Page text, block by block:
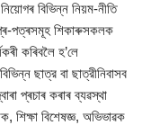
বিভিন্ন নিয়ম-নীতি
প্ৰ-পত্ৰসমূহ শিকাৰুসকলক
কৰিবলৈ হ’লে
ছাত্র বা ছাত্রীনিবাসব
প্ৰচাৰ কৰাৰ ব্যৱস্থা
শিক্ষা বিশেষজ্ঞ, অভিভাৱক